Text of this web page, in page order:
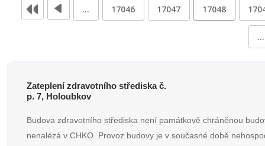
… 17046 17047 17048
…
Zateplení zdravotního střediska č.
p. 7, Holoubkov
Budova zdravotního střediska není památkově chráněnou
nenalézá v CHKO. Provoz budovy je v současné době